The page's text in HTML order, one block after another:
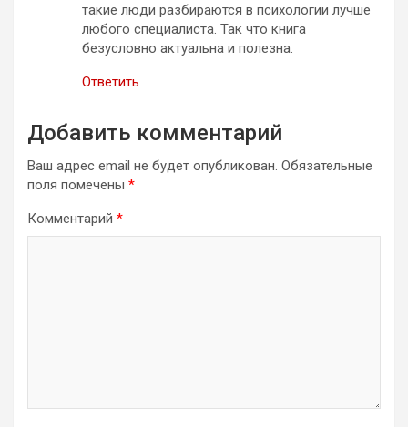
такие люди разбираются в психологии лучше
любого специалиста. Так что книга
безусловно актуальна и полезна.
Ответить
Добавить комментарий
Ваш адрес email не будет опубликован. Обязательные
поля помечены *
Комментарий *